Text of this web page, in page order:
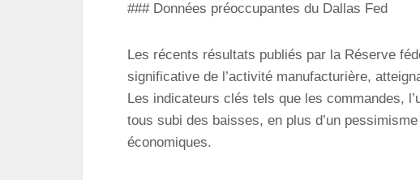
### Données préoccupantes du Dallas Fed
Les récents résultats publiés par la Réserve
significative de l’activité manufacturière,
Les indicateurs clés tels que les commandes,
tous subi des baisses, en plus d’un
économiques.